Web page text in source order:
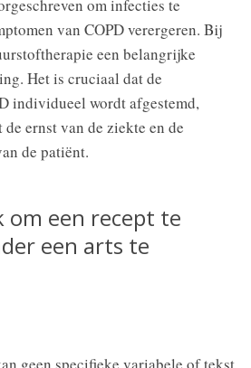
om infecties te
van COPD verergeren. Bij
een belangrijke
Het is cruciaal dat de
individueel wordt afgestemd,
ernst van de ziekte en de
de patiënt.
om een recept te
een arts te